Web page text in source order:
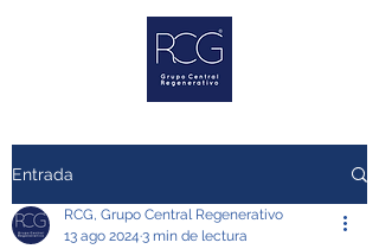
Entrada
RCG, Grupo Central Regenerativo
13 ago 2024 3 min de lectura